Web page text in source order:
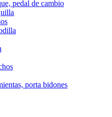
pedal de cambio
porta bidones